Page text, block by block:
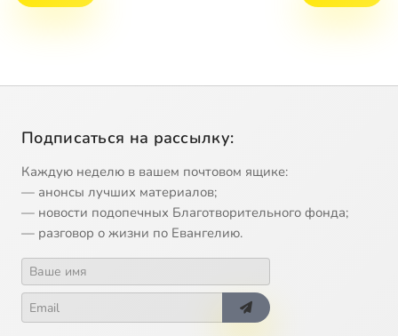
Подписаться на рассылку:
Каждую неделю в вашем почтовом ящике:
— анонсы лучших материалов;
— новости подопечных Благотворительного фонда;
— разговор о жизни по Евангелию.